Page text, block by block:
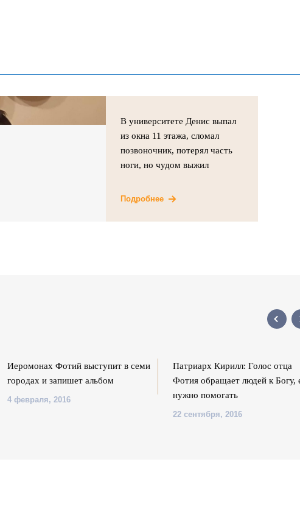
В университете Денис выпал
из окна 11 этажа, сломал
позвоночник, потерял часть
ноги, но чудом выжил
Подробнее
Иеромонах Фотий выступит в семи
городах и запишет альбом
4 февраля, 2016
Патриарх Кирилл: Голос отца
Фотия обращает людей к Богу,
нужно помогать
22 сентября, 2016